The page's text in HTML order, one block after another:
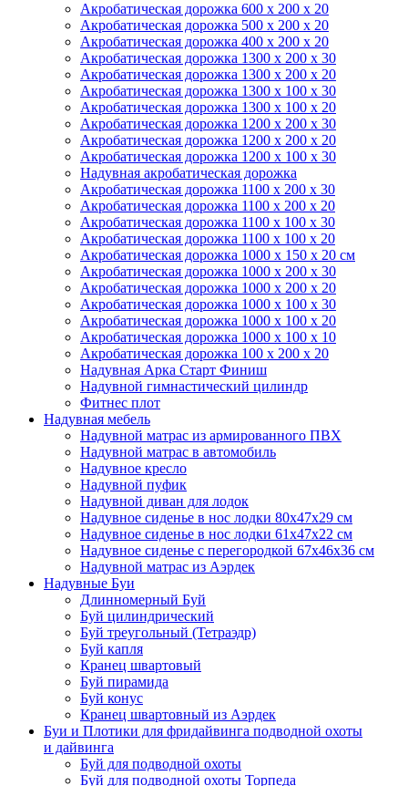
Акробатическая дорожка 600 x 200 x 20
Акробатическая дорожка 500 x 200 x 20
Акробатическая дорожка 400 x 200 x 20
Акробатическая дорожка 1300 x 200 x 30
Акробатическая дорожка 1300 x 200 x 20
Акробатическая дорожка 1300 x 100 x 30
Акробатическая дорожка 1300 x 100 x 20
Акробатическая дорожка 1200 x 200 x 30
Акробатическая дорожка 1200 x 200 x 20
Акробатическая дорожка 1200 x 100 x 30
Надувная акробатическая дорожка
Акробатическая дорожка 1100 x 200 x 30
Акробатическая дорожка 1100 x 200 x 20
Акробатическая дорожка 1100 x 100 x 30
Акробатическая дорожка 1100 x 100 x 20
Акробатическая дорожка 1000 x 150 x 20 см
Акробатическая дорожка 1000 x 200 x 30
Акробатическая дорожка 1000 x 200 x 20
Акробатическая дорожка 1000 x 100 x 30
Акробатическая дорожка 1000 x 100 x 20
Акробатическая дорожка 1000 x 100 x 10
Акробатическая дорожка 100 x 200 x 20
Надувная Арка Старт Финиш
Надувной гимнастический цилиндр
Фитнес плот
Надувная мебель
Надувной матрас из армированного ПВХ
Надувной матрас в автомобиль
Надувное кресло
Надувной пуфик
Надувной диван для лодок
Надувное сиденье в нос лодки 80х47х29 см
Надувное сиденье в нос лодки 61х47х22 см
Надувное сиденье с перегородкой 67х46х36 см
Надувной матрас из Аэрдек
Надувные Буи
Длинномерный Буй
Буй цилиндрический
Буй треугольный (Тетраэдр)
Буй капля
Кранец швартовый
Буй пирамида
Буй конус
Кранец швартовный из Аэрдек
Буи и Плотики для фридайвинга подводной охоты
и дайвинга
Буй для подводной охоты
Буй для подводной охоты Торпеда